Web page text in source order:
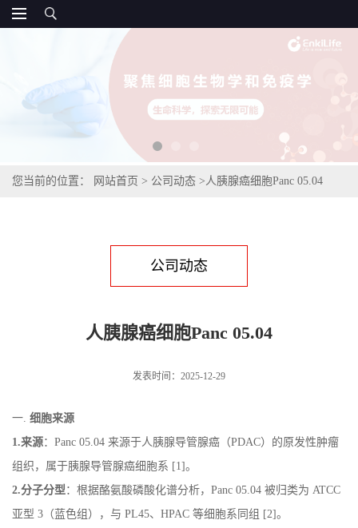
您当前的位置： 网站首页 > 公司动态 >人胰腺癌细胞Panc 05.04
公司动态
人胰腺癌细胞Panc 05.04
发表时间：2025-12-29
一. 细胞来源
1.来源：Panc 05.04 来源于人胰腺导管腺癌（PDAC）的原发性肿瘤
组织，属于胰腺导管腺癌细胞系 [1]。
2.分子分型：根据酪氨酸磷酸化谱分析，Panc 05.04 被归类为 ATCC
亚型 3（蓝色组），与 PL45、HPAC 等细胞系同组 [2]。